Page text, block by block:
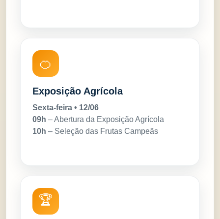
🍊
Exposição Agrícola
Sexta-feira • 12/06
09h – Abertura da Exposição Agrícola
10h – Seleção das Frutas Campeãs
🏆